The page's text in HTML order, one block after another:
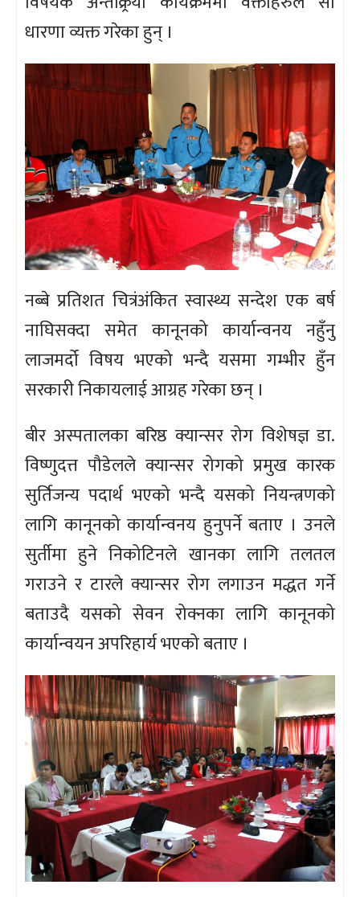
धारणा व्यक्त गरेका हुन् ।
नब्बे प्रतिशत चित्रंअंकित स्वास्थ्य सन्देश एक बर्ष
नाघिसक्दा समेत कानूनको कार्यान्वनय नहुँनु
लाजमर्दो विषय भएको भन्दै यसमा गम्भीर हुँन
सरकारी निकायलाई आग्रह गरेका छन् ।
बीर अस्पतालका बरिष्ठ क्यान्सर रोग विशेषज्ञ डा.
विष्णुदत्त पौडेलले क्यान्सर रोगको प्रमुख कारक
सुर्तिजन्य पदार्थ भएको भन्दै यसको नियन्त्रणको
लागि कानूनको कार्यान्वनय हुनुपर्ने बताए । उनले
सुर्तीमा हुने निकोटिनले खानका लागि तलतल
गराउने र टारले क्यान्सर रोग लगाउन मद्धत गर्ने
बताउदै यसको सेवन रोक्नका लागि कानूनको
कार्यान्वयन अपरिहार्य भएको बताए ।